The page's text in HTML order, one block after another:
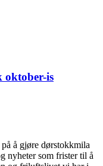
oktober-is
å gjøre dørstokkmila
nyheter som frister til å